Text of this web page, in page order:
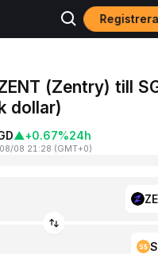
(Zentry) till
dollar)
▲+0.67%24h
08 21:28 (GMT+0)